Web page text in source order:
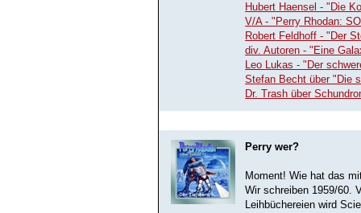
Hubert Haensel - "Die
V/A - "Perry Rhodan:
Robert Feldhoff - "Der
div. Autoren - "Eine
Leo Lukas - "Der
Stefan Becht über "Die
Dr. Trash über
Perry wer?
Moment! Wie hat das
Wir schreiben 1959/60.
Leihbüchereien wird